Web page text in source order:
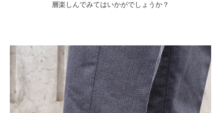
層楽しんでみてはいかがでしょうか？